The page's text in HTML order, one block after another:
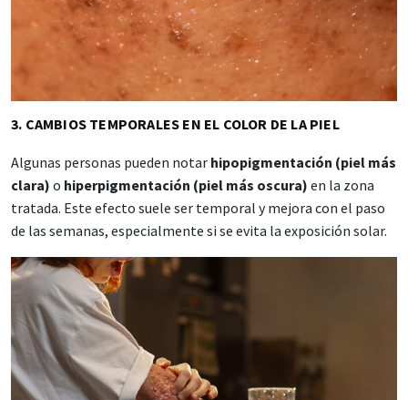
3. CAMBIOS TEMPORALES EN EL COLOR DE LA PIEL
Algunas personas pueden notar hipopigmentación (piel más
clara) o hiperpigmentación (piel más oscura) en la zona
tratada. Este efecto suele ser temporal y mejora con el paso
de las semanas, especialmente si se evita la exposición solar.